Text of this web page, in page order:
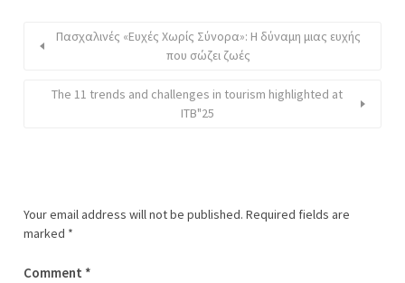
Πασχαλινές «Ευχές Χωρίς Σύνορα»: Η δύναμη μιας ευχής
που σώζει ζωές
The 11 trends and challenges in tourism highlighted at
ITB"25
Your email address will not be published. Required fields are
marked *
Comment *